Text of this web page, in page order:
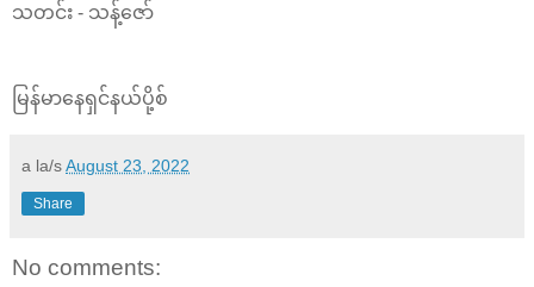
သတင်း - သန့်ဇော်
မြန်မာနေရှင်နယ်ပို့စ်
a la/sAugust 23, 2022
Share
No comments: